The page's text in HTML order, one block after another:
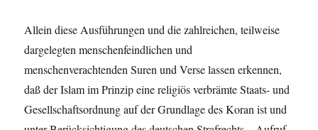
Allein diese Ausführungen und die zahlreichen, teilweise
dargelegten menschenfeindlichen und
menschenverachtenden Suren und Verse lassen erkennen,
daß der Islam im Prinzip eine religiös verbrämte Staats- und
Gesellschaftsordnung auf der Grundlage des Koran ist und